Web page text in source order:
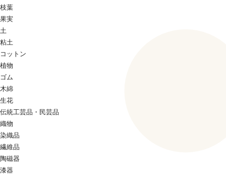
枝葉
果実
土
粘土
コットン
植物
ゴム
木綿
生花
伝統工芸品・民芸品
織物
染織品
繊維品
陶磁器
漆器